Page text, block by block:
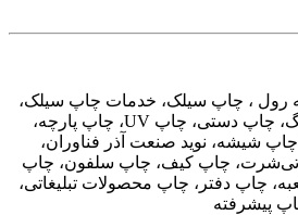
رول ، چاپ سیلک، خدمات چاپ سیلک،
چاپ تک رنگ، چاپ چند رنگ، چاپ دستی، چاپ UV، چاپ پارچه،
شیشه، نوید صنعت آذر فناوران،
چاپ کیف، چاپ سلفون، چاپ
چاپ دفتر، چاپ محصولات تبلیغاتی،
پیشرفته